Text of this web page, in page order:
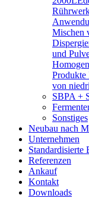
Mischen
und
Produkte
von
SBPA +
Sonstiges
Neubau nach
Unternehmen
Standardisierte
Referenzen
Ankauf
Kontakt
Downloads